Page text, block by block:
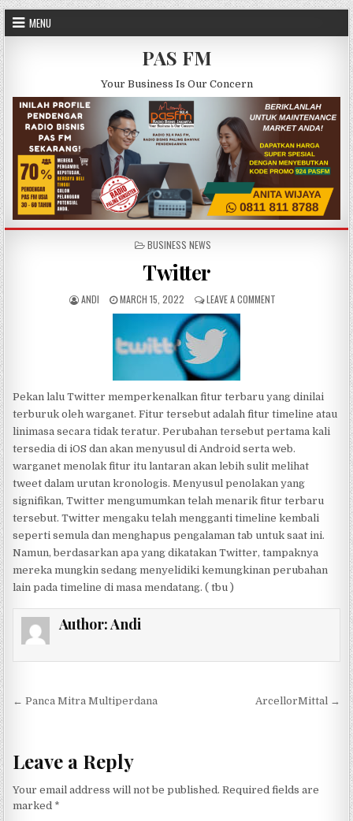
Skip to content
MENU
PAS FM
Your Business Is Our Concern
POSTED IN
BUSINESS NEWS
Twitter
AUTHOR:
ANDI PUBLISHED DATE:
MARCH 15, 2022 LEAVE A COMMENT
Pekan lalu Twitter memperkenalkan fitur terbaru yang dinilai
terburuk oleh warganet. Fitur tersebut adalah fitur timeline atau
linimasa secara tidak teratur. Perubahan tersebut pertama kali
tersedia di iOS dan akan menyusul di Android serta web.
warganet menolak fitur itu lantaran akan lebih sulit melihat
tweet dalam urutan kronologis. Menyusul penolakan yang
signifikan, Twitter mengumumkan telah menarik fitur terbaru
tersebut. Twitter mengaku telah mengganti timeline kembali
seperti semula dan menghapus pengalaman tab untuk saat ini.
Namun, berdasarkan apa yang dikatakan Twitter, tampaknya
mereka mungkin sedang menyelidiki kemungkinan perubahan
lain pada timeline di masa mendatang. ( tbu )
Author:Andi
Post navigation
← Panca Mitra Multiperdana ArcellorMittal →
Leave a Reply
Your email address will not be published. Required fields are
marked *